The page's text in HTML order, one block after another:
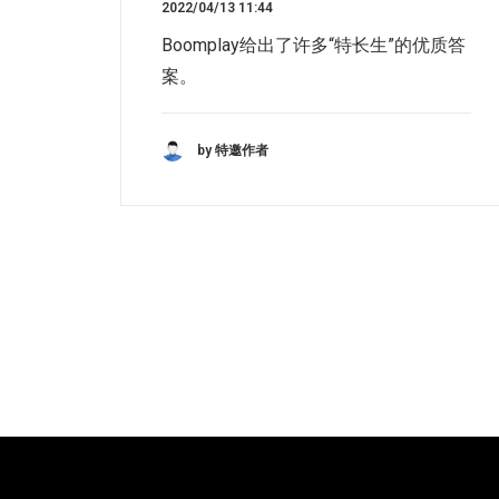
2022/04/13 11:44
Boomplay给出了许多“特长生”的优质答
案。
by 特邀作者